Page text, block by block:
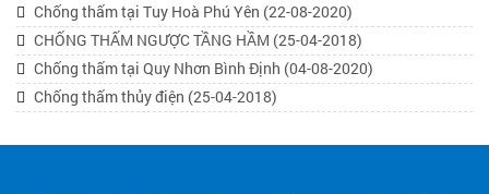
Chống thấm tại Tuy Hoà Phú Yên (22-08-2020)
CHỐNG THẤM NGƯỢC TẦNG HẦM (25-04-2018)
Chống thấm tại Quy Nhơn Bình Định (04-08-2020)
Chống thấm thủy điện (25-04-2018)